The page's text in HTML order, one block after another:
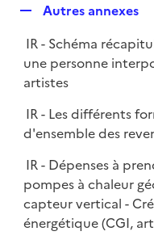
e
r
p
l
i
e
r
p
l
i
e
Autres annexes
IR - Schéma
une personne
artistes
IR - Les différents
d'ensemble des
IR - Dépenses à
pompes à chaleur
capteur vertical -
énergétique (CGI,